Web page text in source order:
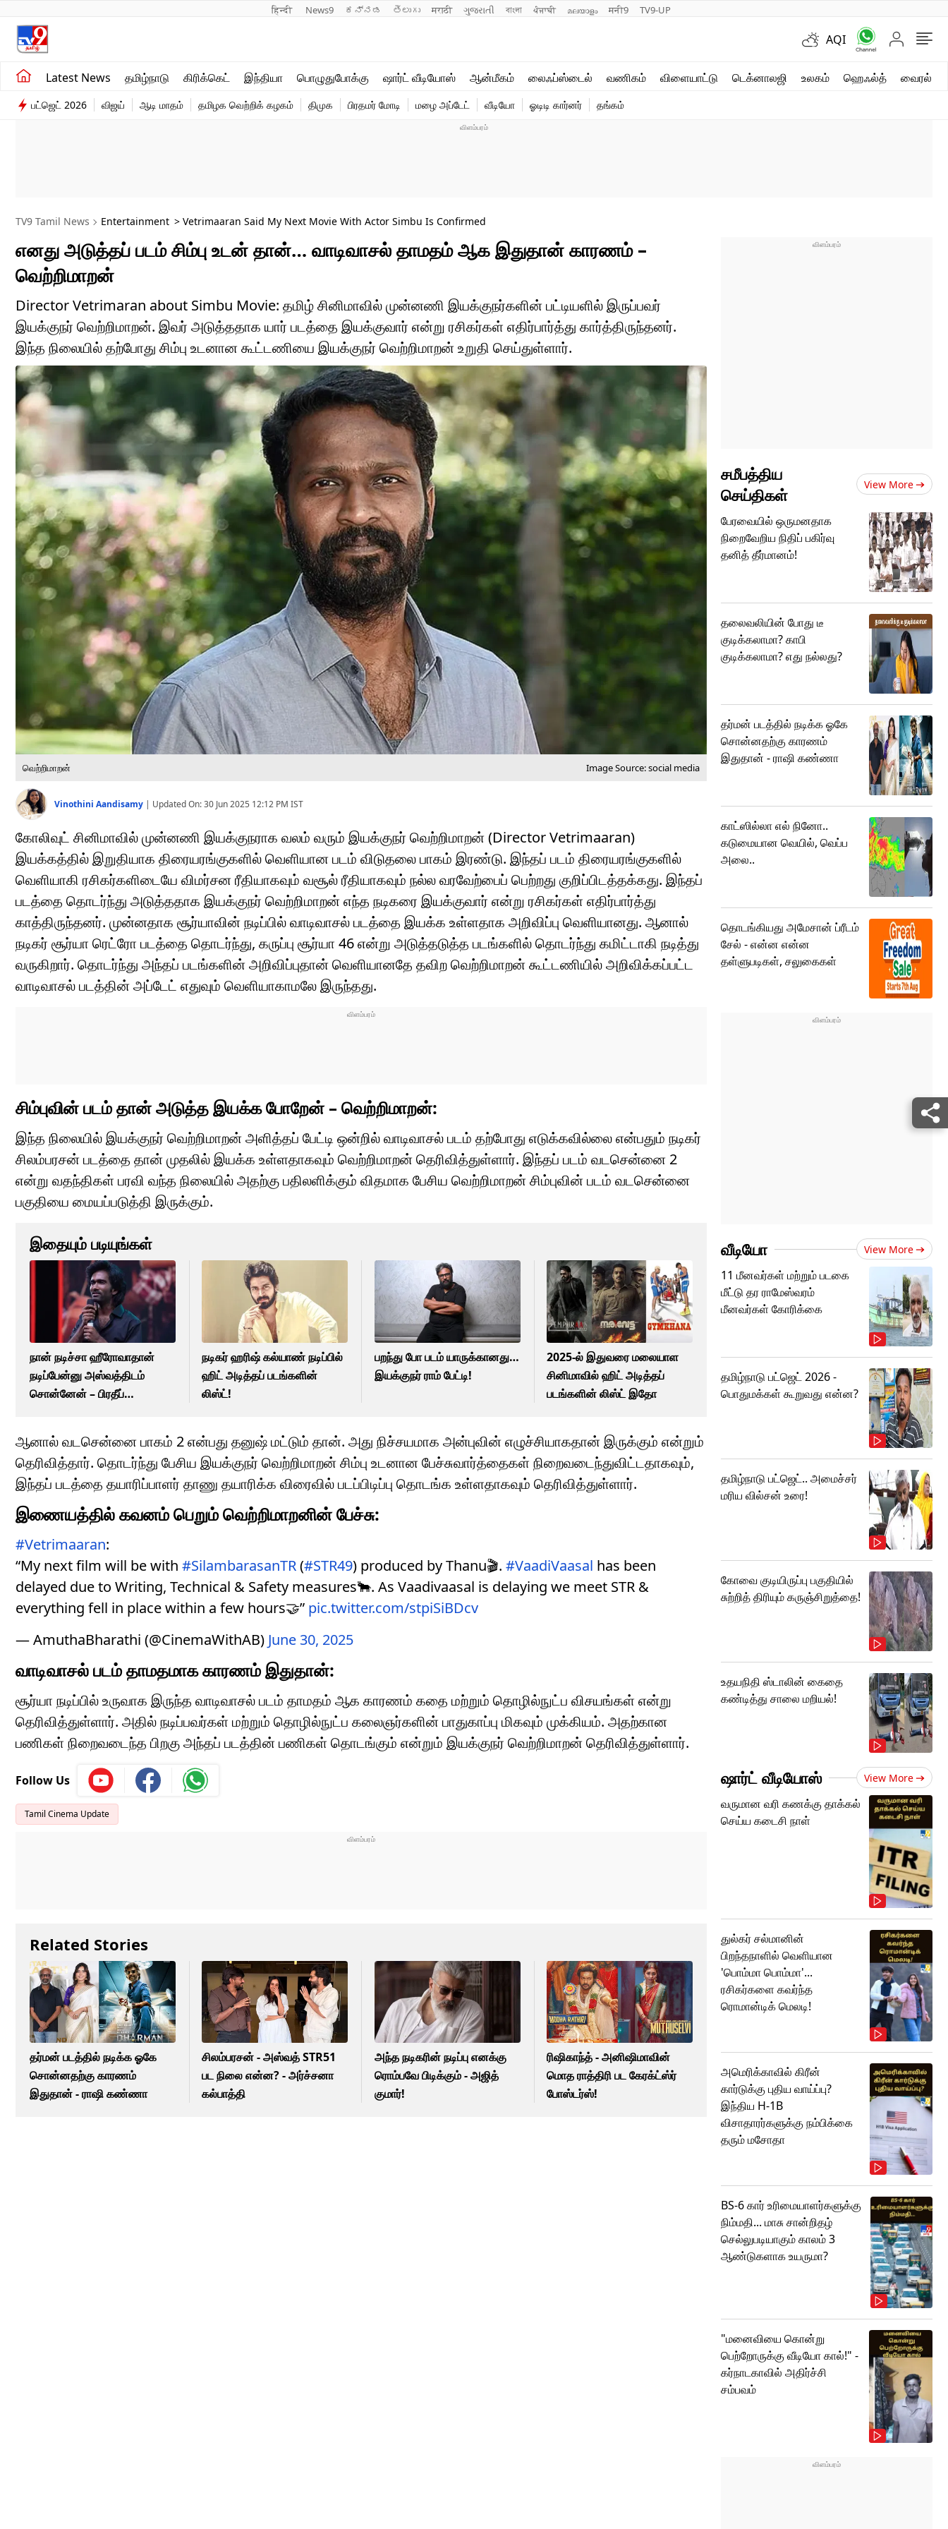
हिन्दी News9 ಕನ್ನಡ తెలుగు मराठी ગુજરાતી বাংলা ਪੰਜਾਬੀ മലയാളം मनी9 TV9-UP
AQI
Latest News தமிழ்நாடு கிரிக்கெட் இந்தியா பொழுதுபோக்கு ஷார்ட் வீடியோஸ் ஆன்மீகம் லைஃப்ஸ்டைல் வணிகம் விளையாட்டு டெக்னாலஜி உலகம் ஹெஃல்த் வைரல்
சமீபத்திய செய்திகள்
தமிழ்நாடு
விளையாட்டு
வணிகம்
வைரல்
பட்ஜெட் 2026 விஜய் ஆடி மாதம் தமிழக வெற்றிக் கழகம் திமுக பிரதமர் மோடி மழை அப்டேட் வீடியோ ஓடிடி கார்னர் தங்கம்
TV9 Tamil News Entertainment > Vetrimaaran Said My Next Movie With Actor Simbu Is Confirmed
எனது அடுத்தப் படம் சிம்பு உடன் தான்… வாடிவாசல் தாமதம் ஆக இதுதான் காரணம் –
வெற்றிமாறன்
Director Vetrimaran about Simbu Movie: தமிழ் சினிமாவில் முன்னணி இயக்குநர்களின் பட்டியளில் இருப்பவர்
இயக்குநர் வெற்றிமாறன். இவர் அடுத்ததாக யார் படத்தை இயக்குவார் என்று ரசிகர்கள் எதிர்பார்த்து கார்த்திருந்தனர்.
இந்த நிலையில் தற்போது சிம்பு உடனான கூட்டணியை இயக்குநர் வெற்றிமாறன் உறுதி செய்துள்ளார்.
வெற்றிமாறன் Image Source: social media
Vinothini Aandisamy | Updated On:30 Jun 2025 12:12 PM IST
கோலிவுட் சினிமாவில் முன்னணி இயக்குநராக வலம் வரும் இயக்குநர் வெற்றிமாறன் (Director Vetrimaaran)
இயக்கத்தில் இறுதியாக திரையரங்குகளில் வெளியான படம் விடுதலை பாகம் இரண்டு. இந்தப் படம் திரையரங்குகளில்
வெளியாகி ரசிகர்களிடையே விமர்சன ரீதியாகவும் வசூல் ரீதியாகவும் நல்ல வரவேற்பைப் பெற்றது குறிப்பிடத்தக்கது. இந்தப்
படத்தை தொடர்ந்து அடுத்ததாக இயக்குநர் வெற்றிமாறன் எந்த நடிகரை இயக்குவார் என்று ரசிகர்கள் எதிர்பார்த்து
காத்திருந்தனர். முன்னதாக சூர்யாவின் நடிப்பில் வாடிவாசல் படத்தை இயக்க உள்ளதாக அறிவிப்பு வெளியானது. ஆனால்
நடிகர் சூர்யா ரெட்ரோ படத்தை தொடர்ந்து, கருப்பு சூர்யா 46 என்று அடுத்தடுத்த படங்களில் தொடர்ந்து கமிட்டாகி நடித்து
வருகிறார். தொடர்ந்து அந்தப் படங்களின் அறிவிப்புதான் வெளியானதே தவிற வெற்றிமாறன் கூட்டணியில் அறிவிக்கப்பட்ட
வாடிவாசல் படத்தின் அப்டேட் எதுவும் வெளியாகாமலே இருந்தது.
சிம்புவின் படம் தான் அடுத்த இயக்க போறேன் – வெற்றிமாறன்:
இந்த நிலையில் இயக்குநர் வெற்றிமாறன் அளித்தப் பேட்டி ஒன்றில் வாடிவாசல் படம் தற்போது எடுக்கவில்லை என்பதும் நடிகர்
சிலம்பரசன் படத்தை தான் முதலில் இயக்க உள்ளதாகவும் வெற்றிமாறன் தெரிவித்துள்ளார். இந்தப் படம் வடசென்னை 2
என்று வதந்திகள் பரவி வந்த நிலையில் அதற்கு பதிலளிக்கும் விதமாக பேசிய வெற்றிமாறன் சிம்புவின் படம் வடசென்னை
பகுதியை மையப்படுத்தி இருக்கும்.
இதையும் படியுங்கள்
நான் நடிச்சா ஹீரோவாதான்
நடிப்பேன்னு அஸ்வத்திடம்
சொன்னேன் – பிரதீப்
நடிகர் ஹரிஷ் கல்யாண் நடிப்பில்
ஹிட் அடித்தப் படங்களின்
லிஸ்ட்!
பறந்து போ படம் யாருக்கானது…
இயக்குநர் ராம் பேட்டி!
2025-ல் இதுவரை மலையாள
சினிமாவில் ஹிட் அடித்தப்
படங்களின் லிஸ்ட் இதோ
ஆனால் வடசென்னை பாகம் 2 என்பது தனுஷ் மட்டும் தான். அது நிச்சயமாக அன்புவின் எழுச்சியாகதான் இருக்கும் என்றும்
தெரிவித்தார். தொடர்ந்து பேசிய இயக்குநர் வெற்றிமாறன் சிம்பு உடனான பேச்சுவார்த்தைகள் நிறைவடைந்துவிட்டதாகவும்,
இந்தப் படத்தை தயாரிப்பாளர் தாணு தயாரிக்க விரைவில் படப்பிடிப்பு தொடங்க உள்ளதாகவும் தெரிவித்துள்ளார்.
இணையத்தில் கவனம் பெறும் வெற்றிமாறனின் பேச்சு:
#Vetrimaaran:
“My next film will be with #SilambarasanTR(#STR49) produced by Thanu🎬. #VaadiVaasal has been
delayed due to Writing, Technical & Safety measures🐂. As Vaadivaasal is delaying we meet STR &
everything fell in place within a few hours🤝” pic.twitter.com/stpiSiBDcv
— AmuthaBharathi (@CinemaWithAB) June 30, 2025
வாடிவாசல் படம் தாமதமாக காரணம் இதுதான்:
சூர்யா நடிப்பில் உருவாக இருந்த வாடிவாசல் படம் தாமதம் ஆக காரணம் கதை மற்றும் தொழில்நுட்ப விசயங்கள் என்று
தெரிவித்துள்ளார். அதில் நடிப்பவர்கள் மற்றும் தொழில்நுட்ப கலைஞர்களின் பாதுகாப்பு மிகவும் முக்கியம். அதற்கான
பணிகள் நிறைவடைந்த பிறகு அந்தப் படத்தின் பணிகள் தொடங்கும் என்றும் இயக்குநர் வெற்றிமாறன் தெரிவித்துள்ளார்.
Follow Us
Tamil Cinema Update
Related Stories
தர்மன் படத்தில் நடிக்க ஓகே
சொன்னதற்கு காரணம்
இதுதான் - ராஷி கண்ணா
சிலம்பரசன் - அஸ்வத் STR51
பட நிலை என்ன? - அர்ச்சனா
கல்பாத்தி
அந்த நடிகரின் நடிப்பு எனக்கு
ரொம்பவே பிடிக்கும் - அஜித்
குமார்!
ரிஷிகாந்த் - அனிஷிமாவின்
மொத ராத்திரி பட கேரக்ட்ஸ்ர்
போஸ்டர்ஸ்!
சமீபத்திய
செய்திகள்
View More
பேரவையில் ஒருமனதாக
நிறைவேறிய நிதிப் பகிர்வு
தனித் தீர்மானம்!
தலைவலியின் போது டீ
குடிக்கலாமா? காபி
குடிக்கலாமா? எது நல்லது?
தர்மன் படத்தில் நடிக்க ஓகே
சொன்னதற்கு காரணம்
இதுதான் - ராஷி கண்ணா
காட்ஸில்லா எல் நினோ..
கடுமையான வெயில், வெப்ப
அலை..
தொடங்கியது அமேசான் ப்ரீடம்
சேல் - என்ன என்ன
தள்ளுபடிகள், சலுகைகள்
வீடியோ View More
11 மீனவர்கள் மற்றும் படகை
மீட்டு தர ராமேஸ்வரம்
மீனவர்கள் கோரிக்கை
தமிழ்நாடு பட்ஜெட் 2026 -
பொதுமக்கள் கூறுவது என்ன?
தமிழ்நாடு பட்ஜெட்.. அமைச்சர்
மரிய வில்சன் உரை!
கோவை குடியிருப்பு பகுதியில்
சுற்றித் திரியும் கருஞ்சிறுத்தை!
உதயநிதி ஸ்டாலின் கைதை
கண்டித்து சாலை மறியல்!
ஷார்ட் வீடியோஸ் View More
வருமான வரி கணக்கு தாக்கல்
செய்ய கடைசி நாள்
துல்கர் சல்மானின்
பிறந்தநாளில் வெளியான
'பொம்மா பொம்மா'...
ரசிகர்களை கவர்ந்த
ரொமான்டிக் மெலடி!
அமெரிக்காவில் கிரீன்
கார்டுக்கு புதிய வாய்ப்பு?
இந்திய H-1B
விசாதாரர்களுக்கு நம்பிக்கை
தரும் மசோதா
BS-6 கார் உரிமையாளர்களுக்கு
நிம்மதி... மாசு சான்றிதழ்
செல்லுபடியாகும் காலம் 3
ஆண்டுகளாக உயருமா?
"மனைவியை கொன்று
பெற்றோருக்கு வீடியோ கால்!" -
கர்நாடகாவில் அதிர்ச்சி
சம்பவம்